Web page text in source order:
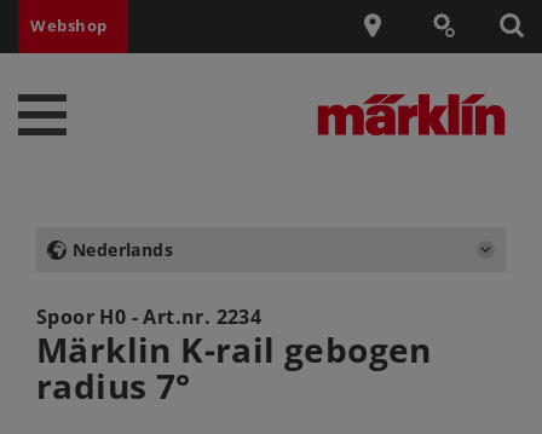
Webshop
Nederlands
Spoor H0 - Art.nr. 2234
Märklin K-rail gebogen
radius 7°